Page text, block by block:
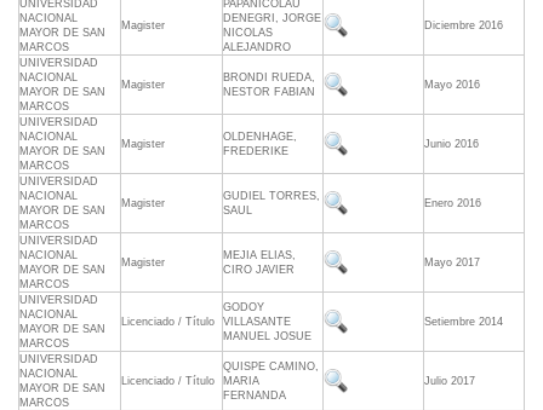
UNIVERSIDAD
NACIONAL
MAYOR DE SAN
MARCOS
Magister
PAPANICOLAU
DENEGRI, JORGE
NICOLAS
ALEJANDRO
Diciembre 2016
UNIVERSIDAD
NACIONAL
MAYOR DE SAN
MARCOS
Magister
BRONDI RUEDA,
NESTOR FABIAN
Mayo 2016
UNIVERSIDAD
NACIONAL
MAYOR DE SAN
MARCOS
Magister
OLDENHAGE,
FREDERIKE
Junio 2016
UNIVERSIDAD
NACIONAL
MAYOR DE SAN
MARCOS
Magister
GUDIEL TORRES,
SAUL
Enero 2016
UNIVERSIDAD
NACIONAL
MAYOR DE SAN
MARCOS
Magister
MEJIA ELIAS,
CIRO JAVIER
Mayo 2017
UNIVERSIDAD
NACIONAL
MAYOR DE SAN
MARCOS
Licenciado / Título
GODOY
VILLASANTE
MANUEL JOSUE
Setiembre 2014
UNIVERSIDAD
NACIONAL
MAYOR DE SAN
MARCOS
Licenciado / Título
QUISPE CAMINO,
MARIA
FERNANDA
Julio 2017